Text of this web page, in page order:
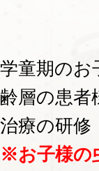
学童期のお
齢層の患者
治療の研修
※お子様の